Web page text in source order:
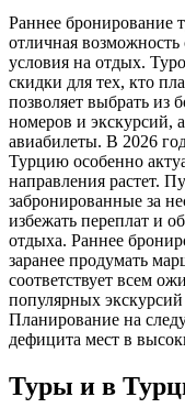
Раннее бронирование
отличная
условия на отдых.
скидки для тех, кто
позволяет выбрать из
номеров и экскурсий,
авиабилеты. В 2026
Турцию особенно
направления растет.
забронированные за
избежать переплат и
отдыха. Раннее
заранее продумать
соответствует всем
популярных
Планирование на
дефицита мест в
Туры и в